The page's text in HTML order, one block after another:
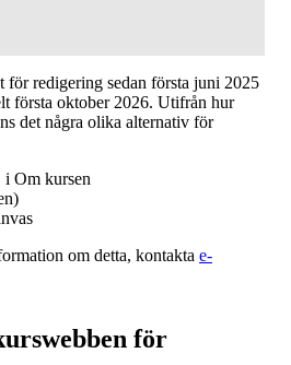
för redigering sedan första juni 2025
första oktober 2026. Utifrån hur
det några olika alternativ för
Om kursen
om detta, kontakta e-
för